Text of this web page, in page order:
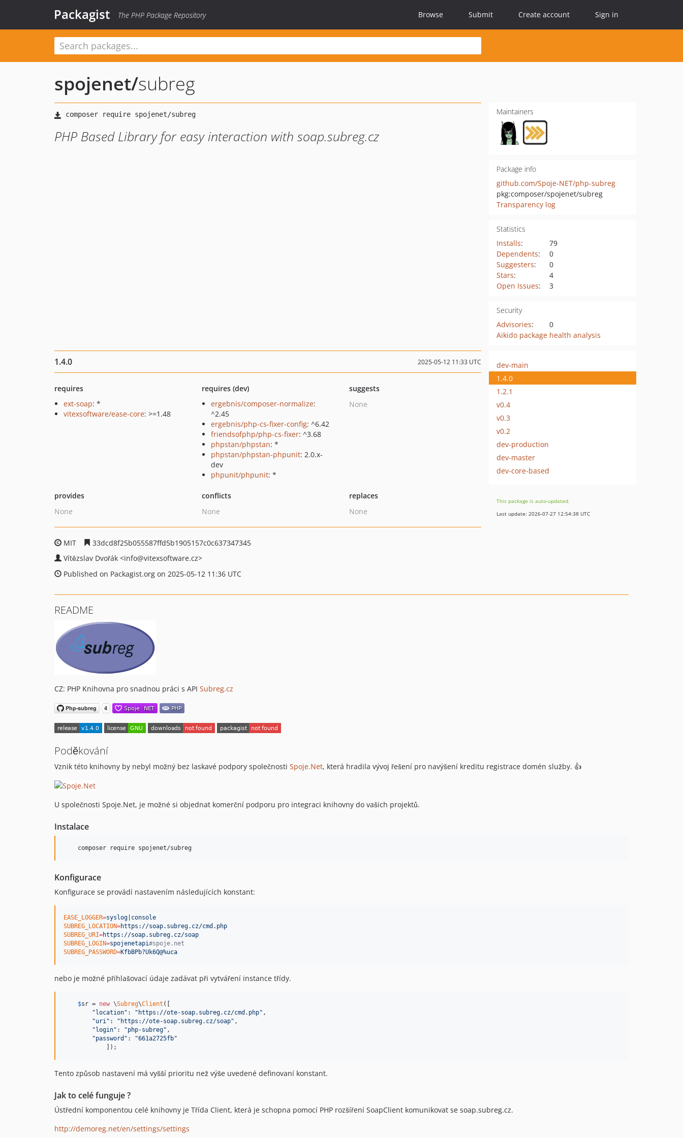
Packagist The PHP Package Repository Browse Submit Create account Sign in
spojenet/subreg
PHP Based Library for easy interaction with soap.subreg.cz
Maintainers
Package info
github.com/Spoje-NET/php-subreg
pkg:composer/spojenet/subreg
Transparency log
Statistics
Installs:
79
Dependents:
0
Suggesters:
0
Stars:
4
Open Issues: 3
Security
Advisories:
0
Aikido package health analysis
1.4.0 2025-05-12 11:33 UTC
requires
ext-soap: *
vitexsoftware/ease-core: >=1.48
requires (dev)
ergebnis/composer-normalize:
^2.45
ergebnis/php-cs-fixer-config: ^6.42
friendsofphp/php-cs-fixer: ^3.68
phpstan/phpstan: *
phpstan/phpstan-phpunit: 2.0.x-
dev
phpunit/phpunit: *
suggests
None
provides
None
conflicts
None
replaces
None
MIT
33dcd8f25b055587ffd5b1905157c0c637347345
Vítězslav Dvořák <info@vitexsoftware.cz>
Published on Packagist.org on 2025-05-12 11:36 UTC
dev-main
1.4.0
1.2.1
v0.4
v0.3
v0.2
dev-production
dev-master
dev-core-based
This package is auto-updated.
Last update: 2026-07-27 12:54:38 UTC
README
CZ: PHP Knihovna pro snadnou práci s API Subreg.cz
Poděkování
Vznik této knihovny by nebyl možný bez laskavé podpory společnosti Spoje.Net, která hradila vývoj řešení pro navýšení kreditu registrace domén služby. 👍
U společnosti Spoje.Net, je možné si objednat komerční podporu pro integraci knihovny do vašich projektů.
Instalace
    composer require spojenet/subreg
Konfigurace
Konfigurace se provádí nastavením následujících konstant:
EASE_LOGGER=syslog|console
SUBREG_LOCATION=https://soap.subreg.cz/cmd.php
SUBREG_URI=https://soap.subreg.cz/soap
SUBREG_LOGIN=spojenetapi#spoje.net
SUBREG_PASSWORD=KfbBPb?Uk6Q@%uca
nebo je možné přihlašovací údaje zadávat při vytváření instance třídy.
$sr = new \Subreg\Client ([
" location" : " https://ote-soap.subreg.cz/cmd.php" ,
"uri" : " https://ote-soap.subreg.cz/soap" ,
" login" : "php-subreg" ,
"password " : "661a2725fb"
            ]);
Tento způsob nastavení má vyšší prioritu než výše uvedené definovaní konstant.
Jak to celé funguje ?
Ústřední komponentou celé knihovny je Třída Client, která je schopna pomocí PHP rozšíření SoapClient komunikovat se soap.subreg.cz.
http://demoreg.net/en/settings/settings